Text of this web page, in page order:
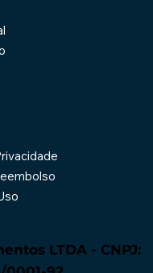
LTDA - CNPJ: